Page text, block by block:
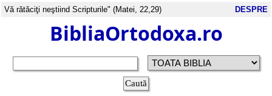
Vă rătăciţi neştiind Scripturile" (Matei, 22,29) DESPRE
BibliaOrtodoxa.ro